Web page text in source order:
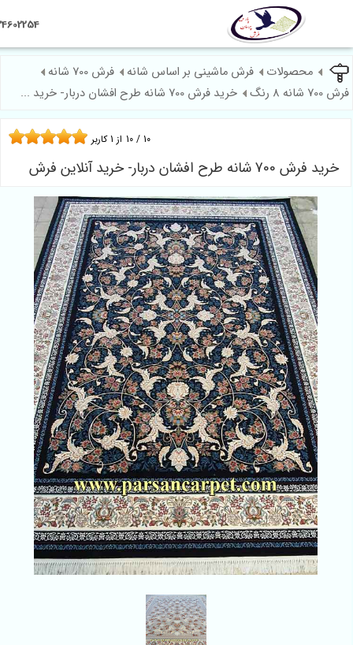
09124602254
محصولات فرش ماشینی بر اساس شانه
فرش 700 شانه
خرید فرش 700 شانه طرح افشان دربار- خرید ...
دربار- خرید آنلاین فرش
1کاربر